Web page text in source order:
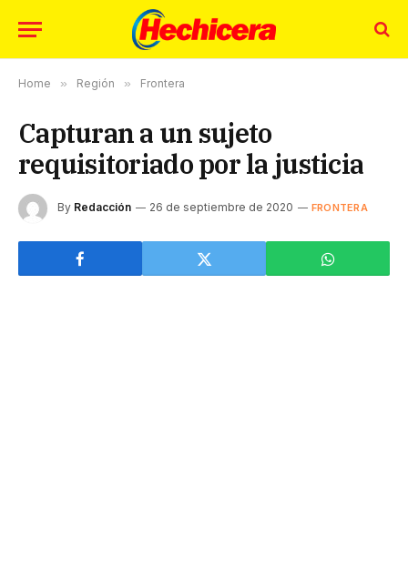
Home » Región » Frontera
Capturan a un sujeto
requisitoriado por la justicia
By Redacción 26 de septiembre de 2020 FRONTERA